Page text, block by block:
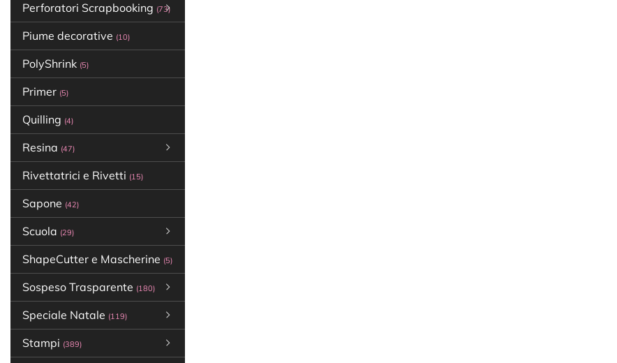
Perforatori Scrapbooking (73)
Piume decorative (10)
PolyShrink (5)
Primer (5)
Quilling (4)
Resina (47)
Rivettatrici e Rivetti (15)
Sapone (42)
Scuola (29)
ShapeCutter e Mascherine (5)
Sospeso Trasparente (180)
Speciale Natale (119)
Stampi (389)